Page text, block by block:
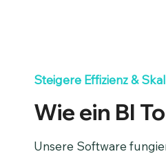
Steigere Effizienz &
Wie ein BI
Unsere Software